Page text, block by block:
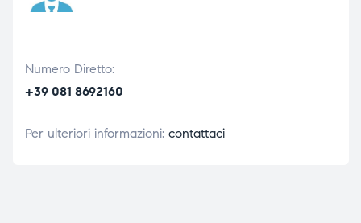
Numero Diretto:
+39 081 8692160
Per ulteriori informazioni: contattaci